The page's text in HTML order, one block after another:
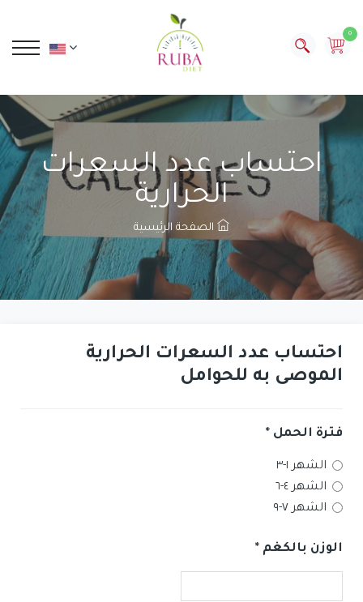
0
احتساب عدد السعرات
الحرارية
الصفحة الرئيسية
احتساب عدد السعرات الحرارية
الموصى به للحوامل
فترة الحمل *
الشهر ١-٣
الشهر ٤-٦
الشهر ٧-٩
الوزن بالكغم *